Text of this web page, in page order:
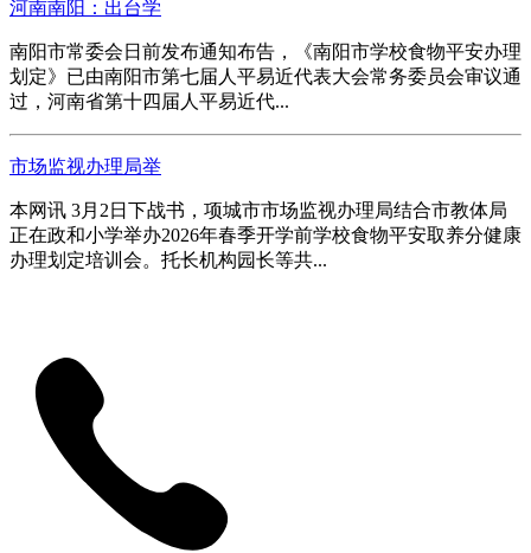
河南南阳：出台学
南阳市常委会日前发布通知布告，《南阳市学校食物平安办理
划定》已由南阳市第七届人平易近代表大会常务委员会审议通
过，河南省第十四届人平易近代...
市场监视办理局举
本网讯 3月2日下战书，项城市市场监视办理局结合市教体局
正在政和小学举办2026年春季开学前学校食物平安取养分健康
办理划定培训会。托长机构园长等共...